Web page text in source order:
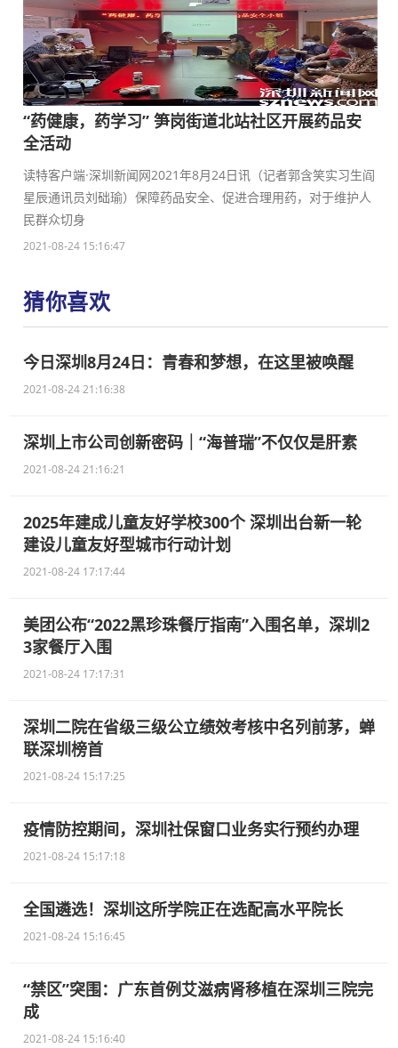
“药健康，药学习” 笋岗街道北站社区开展药品安
全活动
读特客户端·深圳新闻网2021年8月24日讯（记者郭含笑实习生阎
星辰通讯员刘础瑜）保障药品安全、促进合理用药，对于维护人
民群众切身
2021-08-24 15:16:47
猜你喜欢
今日深圳8月24日：青春和梦想，在这里被唤醒
2021-08-24 21:16:38
深圳上市公司创新密码｜“海普瑞”不仅仅是肝素
2021-08-24 21:16:21
2025年建成儿童友好学校300个 深圳出台新一轮
建设儿童友好型城市行动计划
2021-08-24 17:17:44
美团公布“2022黑珍珠餐厅指南”入围名单，深圳2
3家餐厅入围
2021-08-24 17:17:31
深圳二院在省级三级公立绩效考核中名列前茅，蝉
联深圳榜首
2021-08-24 15:17:25
疫情防控期间，深圳社保窗口业务实行预约办理
2021-08-24 15:17:18
全国遴选！深圳这所学院正在选配高水平院长
2021-08-24 15:16:45
“禁区”突围：广东首例艾滋病肾移植在深圳三院完
成
2021-08-24 15:16:40